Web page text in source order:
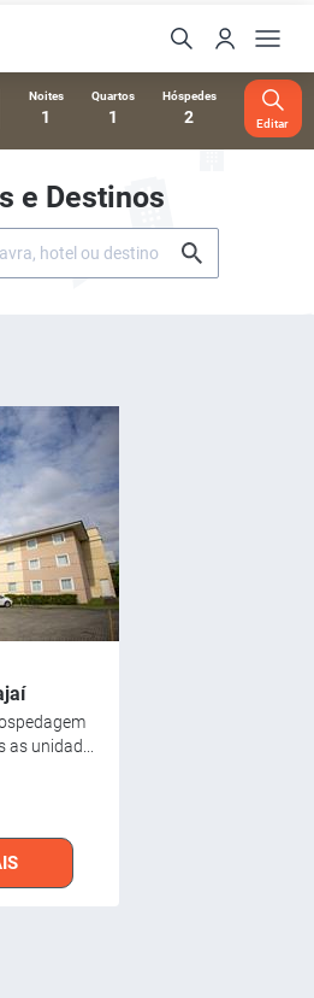
Noites
1
Quartos
1
Hóspedes
2 Editar
e Destinos
unidad...